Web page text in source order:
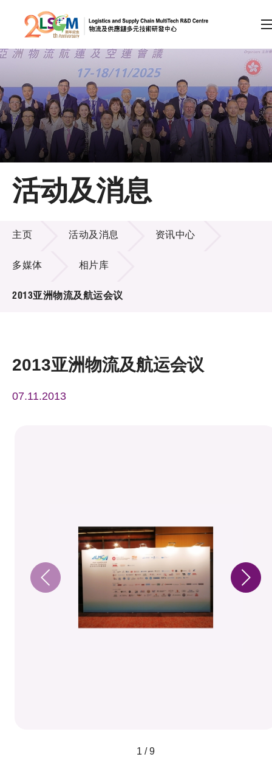
跳到内容（按回车键）
会员登录
A A EN 繁 简
主页
关于LSCM
技术商品化
项目及资助计划
活动及消息
活动及消息
主页 活动及消息 资讯中心
多媒体 相片库
2013亚洲物流及航运会议
2013亚洲物流及航运会议
07.11.2013
1 / 9